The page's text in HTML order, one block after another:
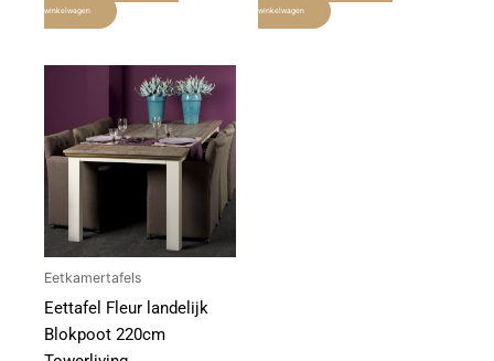
winkelwagen winkelwagen
Eetkamertafels
Eettafel Fleur landelijk
Blokpoot 220cm